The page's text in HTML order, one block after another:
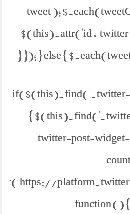
tweet');
$(this).attr('id',
}); } else {
if($(this).find('.twitter-
{
'twitter-post-
function () {